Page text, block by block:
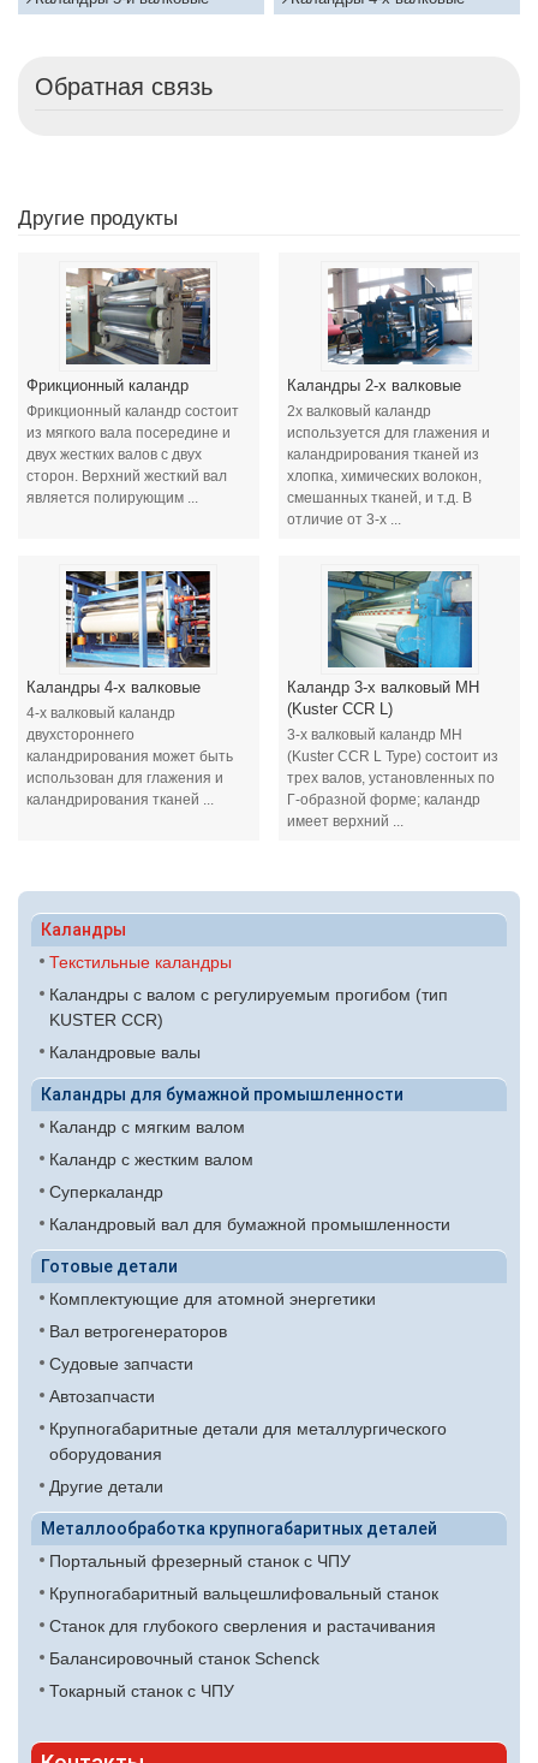
Обратная связь
Другие продукты
Фрикционный каландр
Фрикционный каландр состоит
из мягкого вала посередине и
двух жестких валов с двух
сторон. Верхний жесткий вал
является полирующим ...
Каландры 2-х валковые
2х валковый каландр
используется для глажения и
каландрирования тканей из
хлопка, химических волокон,
смешанных тканей, и т.д. В
отличие от 3-х ...
Каландры 4-х валковые
4-х валковый каландр
двухстороннего
каландрирования может быть
использован для глажения и
каландрирования тканей ...
Каландр 3-х валковый MH
(Kuster CCR L)
3-х валковый каландр MH
(Kuster CCR L Type) состоит из
трех валов, установленных по
Г-образной форме; каландр
имеет верхний ...
Каландры
Текстильные каландры
Каландры с валом с регулируемым прогибом (тип
KUSTER CCR)
Каландровые валы
Каландры для бумажной промышленности
Каландр с мягким валом
Каландр с жестким валом
Суперкаландр
Каландровый вал для бумажной промышленности
Готовые детали
Комплектующие для атомной энергетики
Вал ветрогенераторов
Судовые запчасти
Автозапчасти
Крупногабаритные детали для металлургического
оборудования
Другие детали
Металлообработка крупногабаритных деталей
Портальный фрезерный станок с ЧПУ
Крупногабаритный вальцешлифовальный станок
Станок для глубокого сверления и растачивания
Балансировочный станок Schenck
Токарный станок с ЧПУ